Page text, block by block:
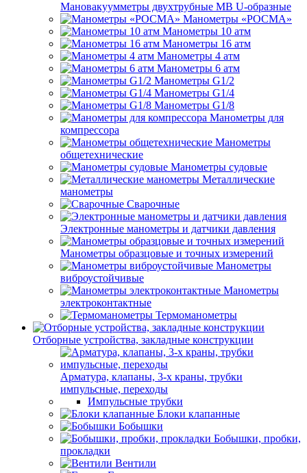
Мановакуумметры двухтрубные МВ U-образные
Манометры «РОСМА»
Манометры 10 атм
Манометры 16 атм
Манометры 4 атм
Манометры 6 атм
Манометры G1/2
Манометры G1/4
Манометры G1/8
Манометры для
компрессора
Манометры
общетехнические
Манометры судовые
Металлические
манометры
Сварочные
Электронные манометры и датчики давления
Манометры образцовые и точных измерений
Манометры
виброустойчивые
Манометры
электроконтактные
Термоманометры
Отборные устройства, закладные конструкции
Арматура, клапаны, 3-х краны, трубки
импульсные, переходы
Импульсные трубки
Блоки клапанные
Бобышки
Бобышки, пробки,
прокладки
Вентили